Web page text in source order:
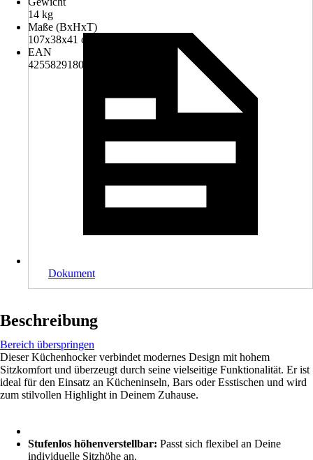
14 kg
Maße (BxHxT)
107x38x41 cm
EAN
4255829180242
Dokument
Beschreibung
Bereich überspringen
Dieser Küchenhocker verbindet modernes Design mit hohem
Sitzkomfort und überzeugt durch seine vielseitige Funktionalität. Er ist
ideal für den Einsatz an Kücheninseln, Bars oder Esstischen und wird
zum stilvollen Highlight in Deinem Zuhause.
Stufenlos höhenverstellbar: Passt sich flexibel an Deine
individuelle Sitzhöhe an.